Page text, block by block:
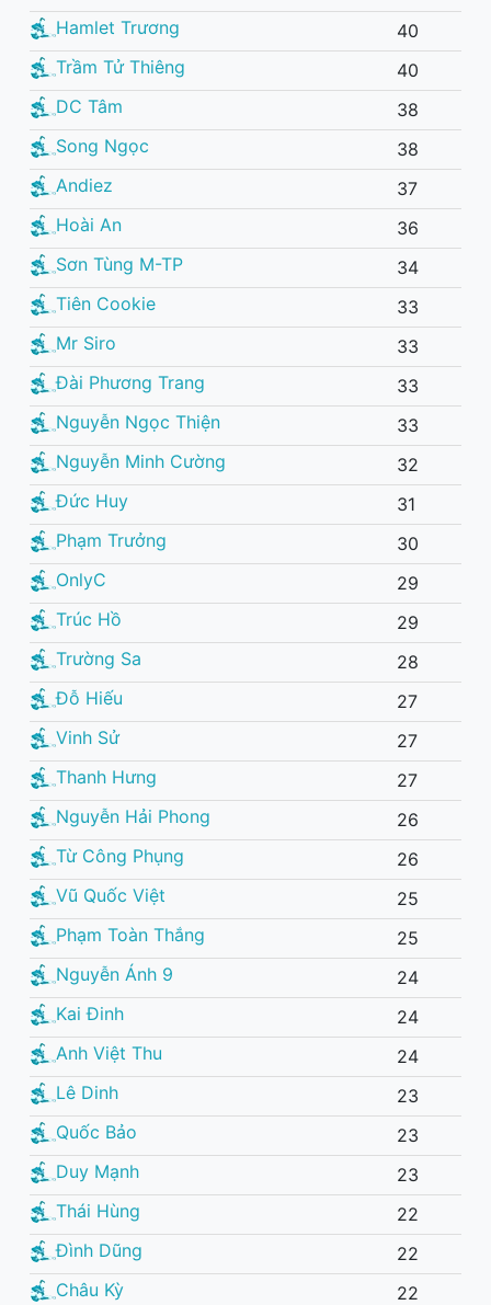
Hamlet Trương
40
Trầm Tử Thiêng
40
DC Tâm
38
Song Ngọc
38
Andiez
37
Hoài An
36
Sơn Tùng M-TP
34
Tiên Cookie
33
Mr Siro
33
Đài Phương Trang
33
Nguyễn Ngọc Thiện
33
Nguyễn Minh Cường
32
Đức Huy
31
Phạm Trưởng
30
OnlyC
29
Trúc Hồ
29
Trường Sa
28
Đỗ Hiếu
27
Vinh Sử
27
Thanh Hưng
27
Nguyễn Hải Phong
26
Từ Công Phụng
26
Vũ Quốc Việt
25
Phạm Toàn Thắng
25
Nguyễn Ánh 9
24
Kai Đinh
24
Anh Việt Thu
24
Lê Dinh
23
Quốc Bảo
23
Duy Mạnh
23
Thái Hùng
22
Đình Dũng
22
Châu Kỳ
22